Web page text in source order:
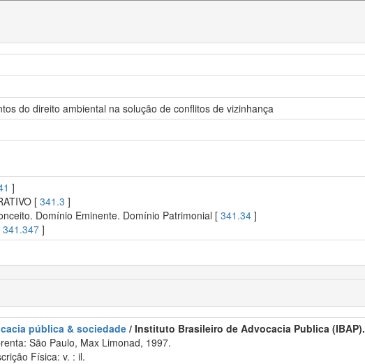
do direito ambiental na solução de conflitos de vizinhança
]
[ 341.3 ]
Domínio Eminente. Domínio Patrimonial [ 341.34 ]
341.347 ]
pública & sociedade / Instituto Brasileiro de Advocacia Publica (IBAP).
São Paulo, Max Limonad, 1997.
Física: v. : il.